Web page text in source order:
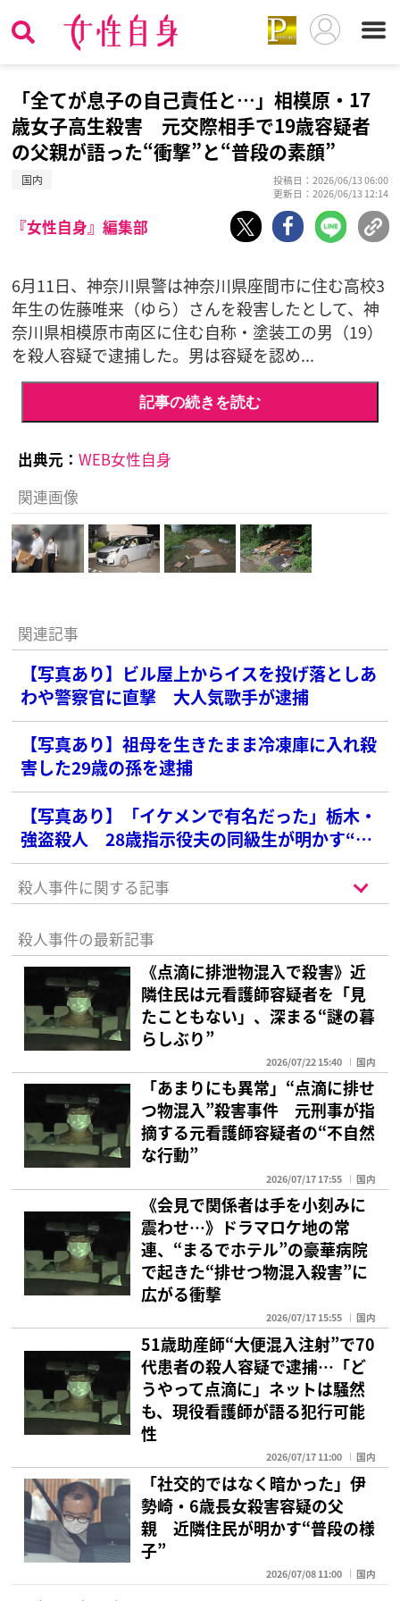
「全てが息子の自己責任と…」相模原・17
歳女子高生殺害 元交際相手で19歳容疑者
の父親が語った“衝撃”と“普段の素顔”
国内
投稿日：2026/06/13 06:00
更新日：2026/06/13 12:14
『女性自身』編集部
6月11日、神奈川県警は神奈川県座間市に住む高校3
年生の佐藤唯来（ゆら）さんを殺害したとして、神
奈川県相模原市南区に住む自称・塗装工の男（19）
を殺人容疑で逮捕した。男は容疑を認め...
記事の続きを読む
出典元： WEB女性自身
関連画像
関連記事
【写真あり】ビル屋上からイスを投げ落としあ
わや警察官に直撃 大人気歌手が逮捕
【写真あり】祖母を生きたまま冷凍庫に入れ殺
害した29歳の孫を逮捕
【写真あり】「イケメンで有名だった」栃木・
強盗殺人 28歳指示役夫の同級生が明かす“中
学時代のモテぶり”
殺人事件に関する記事
殺人事件の最新記事
《点滴に排泄物混入で殺害》近
隣住民は元看護師容疑者を「見
たこともない」、深まる“謎の暮
らしぶり”
2026/07/22 15:40 国内
「あまりにも異常」“点滴に排せ
つ物混入”殺害事件 元刑事が指
摘する元看護師容疑者の“不自然
な行動”
2026/07/17 17:55 国内
《会見で関係者は手を小刻みに
震わせ…》ドラマロケ地の常
連、“まるでホテル”の豪華病院
で起きた“排せつ物混入殺害”に
広がる衝撃
2026/07/17 15:55 国内
51歳助産師“大便混入注射”で70
代患者の殺人容疑で逮捕…「ど
うやって点滴に」ネットは騒然
も、現役看護師が語る犯行可能
性
2026/07/17 11:00 国内
「社交的ではなく暗かった」伊
勢崎・6歳長女殺害容疑の父
親 近隣住民が明かす“普段の様
子”
2026/07/08 11:00 国内